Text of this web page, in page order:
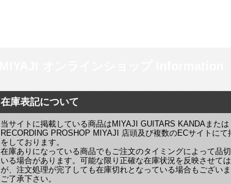
在庫表記について
当サイトに掲載している商品はMIYAJI GUITARS KANDAまたは
RECORDING PROSHOP MIYAJI 店頭及び複数のECサイトにて
をしております。
在庫ありになっている商品でもご注文のタイミングによって品
いる場合があります。可能な限り正確な在庫状況を反映させて
が、注文処理が完了しても在庫切れとなっている場合もござい
ご了承下さい。